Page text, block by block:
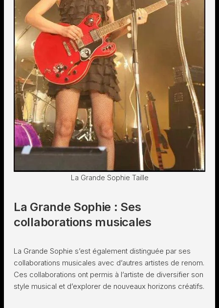
La Grande Sophie Taille
La Grande Sophie : Ses
collaborations musicales
La Grande Sophie s’est également distinguée par ses
collaborations musicales avec d’autres artistes de renom.
Ces collaborations ont permis à l’artiste de diversifier son
style musical et d’explorer de nouveaux horizons créatifs.